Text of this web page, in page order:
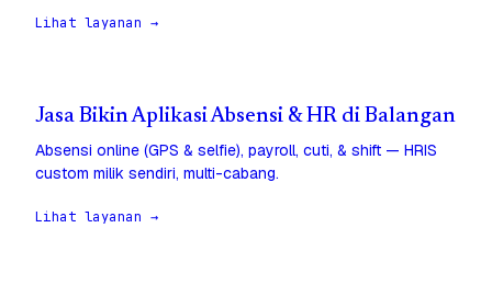
Lihat layanan →
Jasa Bikin Aplikasi Absensi & HR di Balangan
Absensi online (GPS & selfie), payroll, cuti, & shift — HRIS
custom milik sendiri, multi-cabang.
Lihat layanan →